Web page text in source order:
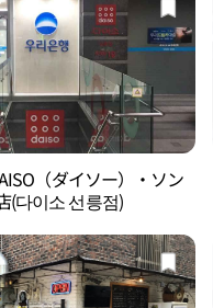
（ダイソー）・ソン
(다이소 선릉점)